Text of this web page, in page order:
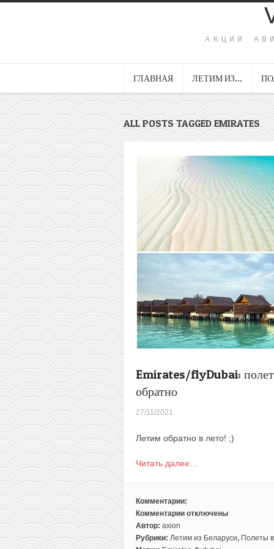
АКЦИИ
ГЛАВНАЯ ЛЕТИМ ИЗ…
ALL POSTS TAGGED EMIRATES
Emirates/flyDubai:
обратно
27/11/2021
Летим обратно в лето! ;)
Читать далее…
Комментарии:
Комментарии
к
записи
отключены
Автор: axion
Рубрики: Летим из Беларуси, Полеты